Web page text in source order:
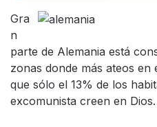
Gra
n
parte de Alemania está
zonas donde más ateos en
que sólo el 13% de los
excomunista creen en Dios.